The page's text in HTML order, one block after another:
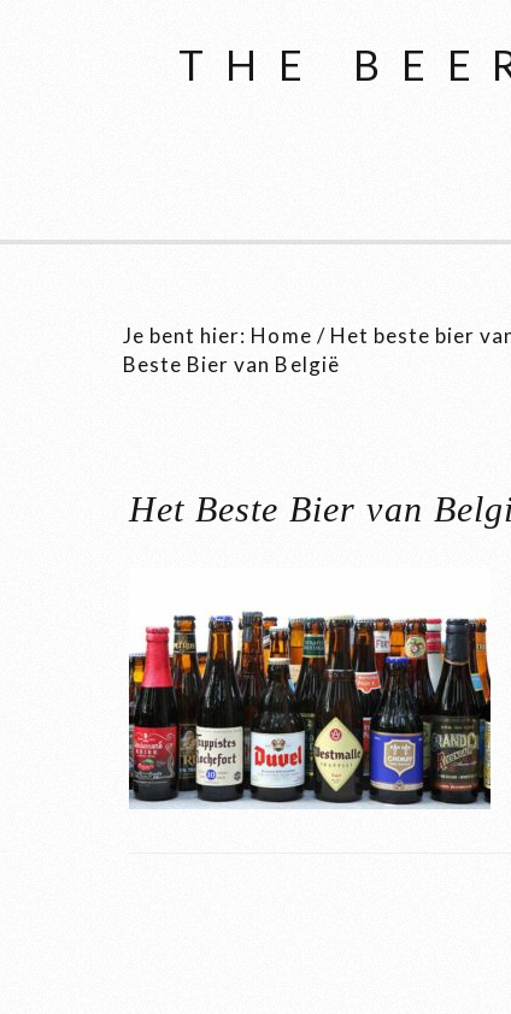
THE
Je bent hier: Home / Het beste bier
Beste Bier van België
Het Beste Bier van